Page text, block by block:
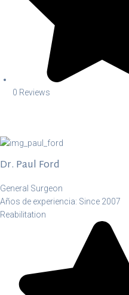
0 Reviews
Dr. Paul Ford
General Surgeon
Años de experiencia: Since 2007
Reabilitation